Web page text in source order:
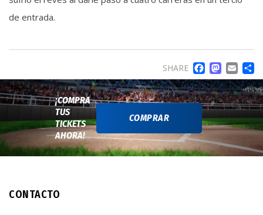
COMPRAR
¡COMPRA
TUS
TICKETS
AHORA!
de entrada.
SHARE
CONTACTO